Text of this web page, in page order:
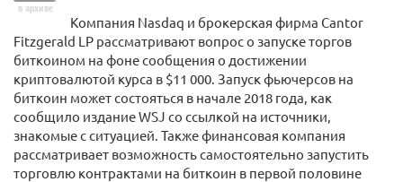
в архиве
Компания Nasdaq и брокерская фирма Cantor
Fitzgerald LP рассматривают вопрос о запуске торгов
биткоином на фоне сообщения о достижении
криптовалютой курса в $11 000. Запуск фьючерсов на
биткоин может состояться в начале 2018 года, как
сообщило издание WSJ со ссылкой на источники,
знакомые с ситуацией. Также финансовая компания
рассматривает возможность самостоятельно запустить
торговлю контрактами на биткоин в первой половине